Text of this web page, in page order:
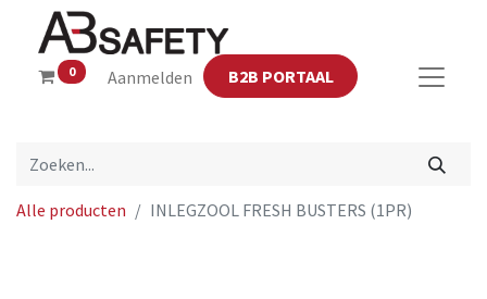
0 Aanmelden B2B PORTAAL
Alle producten INLEGZOOL FRESH BUSTERS (1PR)